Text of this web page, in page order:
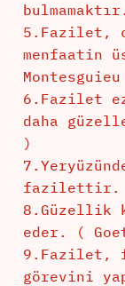
5.Fazilet,
menfaatin
6.Fazilet
daha
)
fazilettir. (
8.Güzellik
eder. (
9.Fazilet,
görevini